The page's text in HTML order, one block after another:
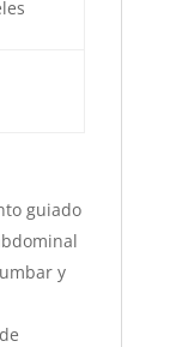
guiado
y